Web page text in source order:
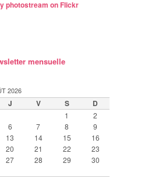
mensuelle
2026
J V S D
1
2
6 7 8
9
13 14 15
16
20 21 22
23
27 28 29
30